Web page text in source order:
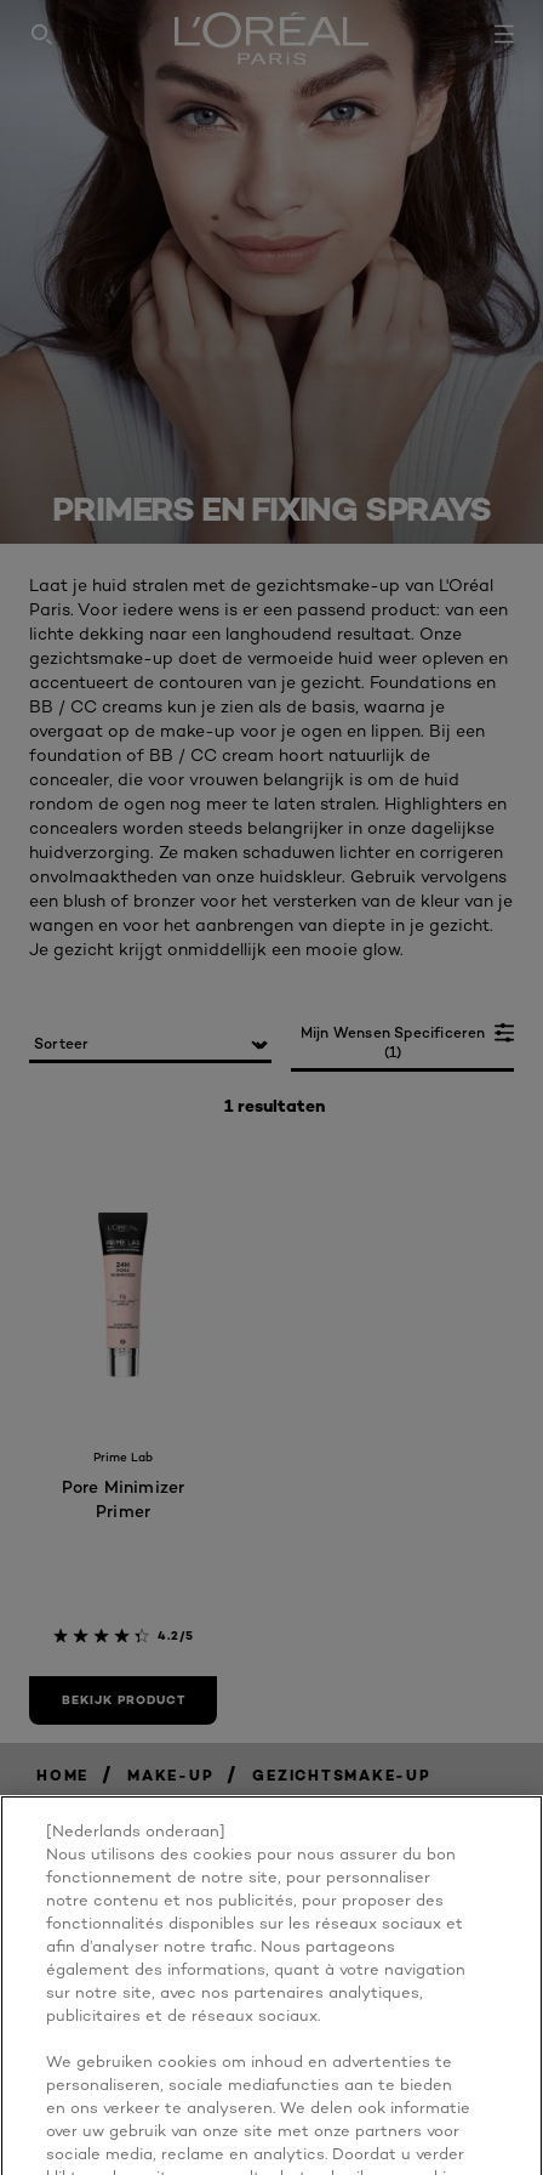
SEARCH THIS SITE
PRIMERS EN FIXING SPRAYS
Laat je huid stralen met de gezichtsmake-up van L'Oréal
Paris. Voor iedere wens is er een passend product: van een
lichte dekking naar een langhoudend resultaat. Onze
gezichtsmake-up doet de vermoeide huid weer opleven en
accentueert de contouren van je gezicht. Foundations en
BB / CC creams kun je zien als de basis, waarna je
overgaat op de make-up voor je ogen en lippen. Bij een
foundation of BB / CC cream hoort natuurlijk de
concealer, die voor vrouwen belangrijk is om de huid
rondom de ogen nog meer te laten stralen. Highlighters en
concealers worden steeds belangrijker in onze dagelijkse
huidverzorging. Ze maken schaduwen lichter en corrigeren
onvolmaaktheden van onze huidskleur. Gebruik vervolgens
een blush of bronzer voor het versterken van de kleur van je
wangen en voor het aanbrengen van diepte in je gezicht.
Je gezicht krijgt onmiddellijk een mooie glow.
1 resultaten
Mijn Wensen Specificeren
(1)
Prime Lab
Pore Minimizer
Primer
4.2/5
BEKIJK PRODUCT
HOME / MAKE-UP / GEZICHTSMAKE-UP
BECAUSE
YOU'RE
WORTH IT
[Nederlands onderaan]
Nous utilisons des cookies pour nous assurer du bon
fonctionnement de notre site, pour personnaliser
notre contenu et nos publicités, pour proposer des
fonctionnalités disponibles sur les réseaux sociaux et
afin d’analyser notre trafic. Nous partageons
également des informations, quant à votre navigation
sur notre site, avec nos partenaires analytiques,
publicitaires et de réseaux sociaux.
We gebruiken cookies om inhoud en advertenties te
personaliseren, sociale mediafuncties aan te bieden
en ons verkeer te analyseren. We delen ook informatie
over uw gebruik van onze site met onze partners voor
sociale media, reclame en analytics. Doordat u verder